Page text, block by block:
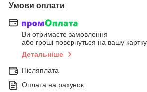
Умови оплати
Ви отримаєте замовлення
або гроші повернуться на вашу картку
Детальніше
Післяплата
Оплата на рахунок